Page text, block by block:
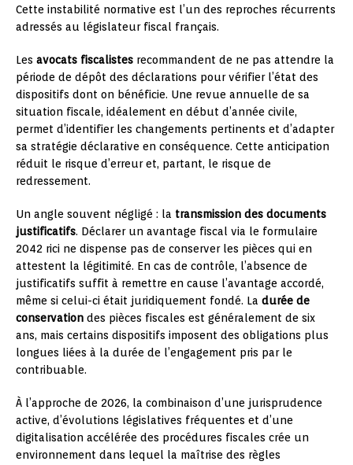
Cette instabilité normative est l’un des reproches récurrents
adressés au législateur fiscal français.
Les avocats fiscalistes recommandent de ne pas attendre la
période de dépôt des déclarations pour vérifier l’état des
dispositifs dont on bénéficie. Une revue annuelle de sa
situation fiscale, idéalement en début d’année civile,
permet d’identifier les changements pertinents et d’adapter
sa stratégie déclarative en conséquence. Cette anticipation
réduit le risque d’erreur et, partant, le risque de
redressement.
Un angle souvent négligé : la transmission des documents
justificatifs. Déclarer un avantage fiscal via le formulaire
2042 rici ne dispense pas de conserver les pièces qui en
attestent la légitimité. En cas de contrôle, l’absence de
justificatifs suffit à remettre en cause l’avantage accordé,
même si celui-ci était juridiquement fondé. La durée de
conservation des pièces fiscales est généralement de six
ans, mais certains dispositifs imposent des obligations plus
longues liées à la durée de l’engagement pris par le
contribuable.
À l’approche de 2026, la combinaison d’une jurisprudence
active, d’évolutions législatives fréquentes et d’une
digitalisation accélérée des procédures fiscales crée un
environnement dans lequel la maîtrise des règles